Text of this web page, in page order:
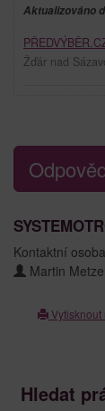
Aktualizováno
Žďár nad
Kontaktní
Martin
Vytisknout
Hledat